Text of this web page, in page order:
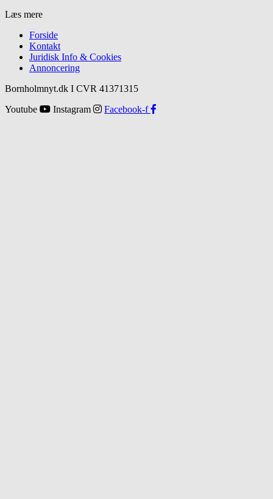
Læs mere
Forside
Kontakt
Juridisk Info & Cookies​
Annoncering
Bornholmnyt.dk I CVR 41371315
Youtube
Instagram Facebook-f